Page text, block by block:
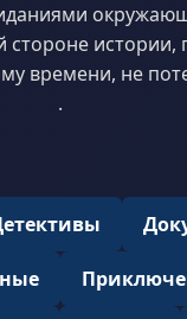
времени, не
.